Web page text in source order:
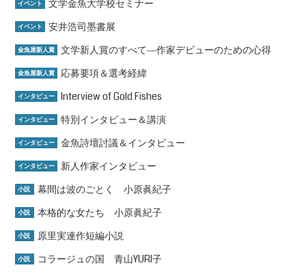
イベント 文学金魚大学校セミナー
イベント 安井浩司墨書展
金魚屋新人賞 文学新人賞のすべて―作家デビューのための心得
金魚屋新人賞 応募要項＆選考経緯
インタビュー Interview of Gold Fishes
インタビュー 特別インタビュー＆講演
インタビュー 金魚詩壇討議＆インタビュー
インタビュー 新人作家インタビュー
小説 幕間は波のごとく 小原眞紀子
小説 本格的な女たち 小原眞紀子
小説 原里実連作短編小説
小説 コラージュの国 青山YURI子